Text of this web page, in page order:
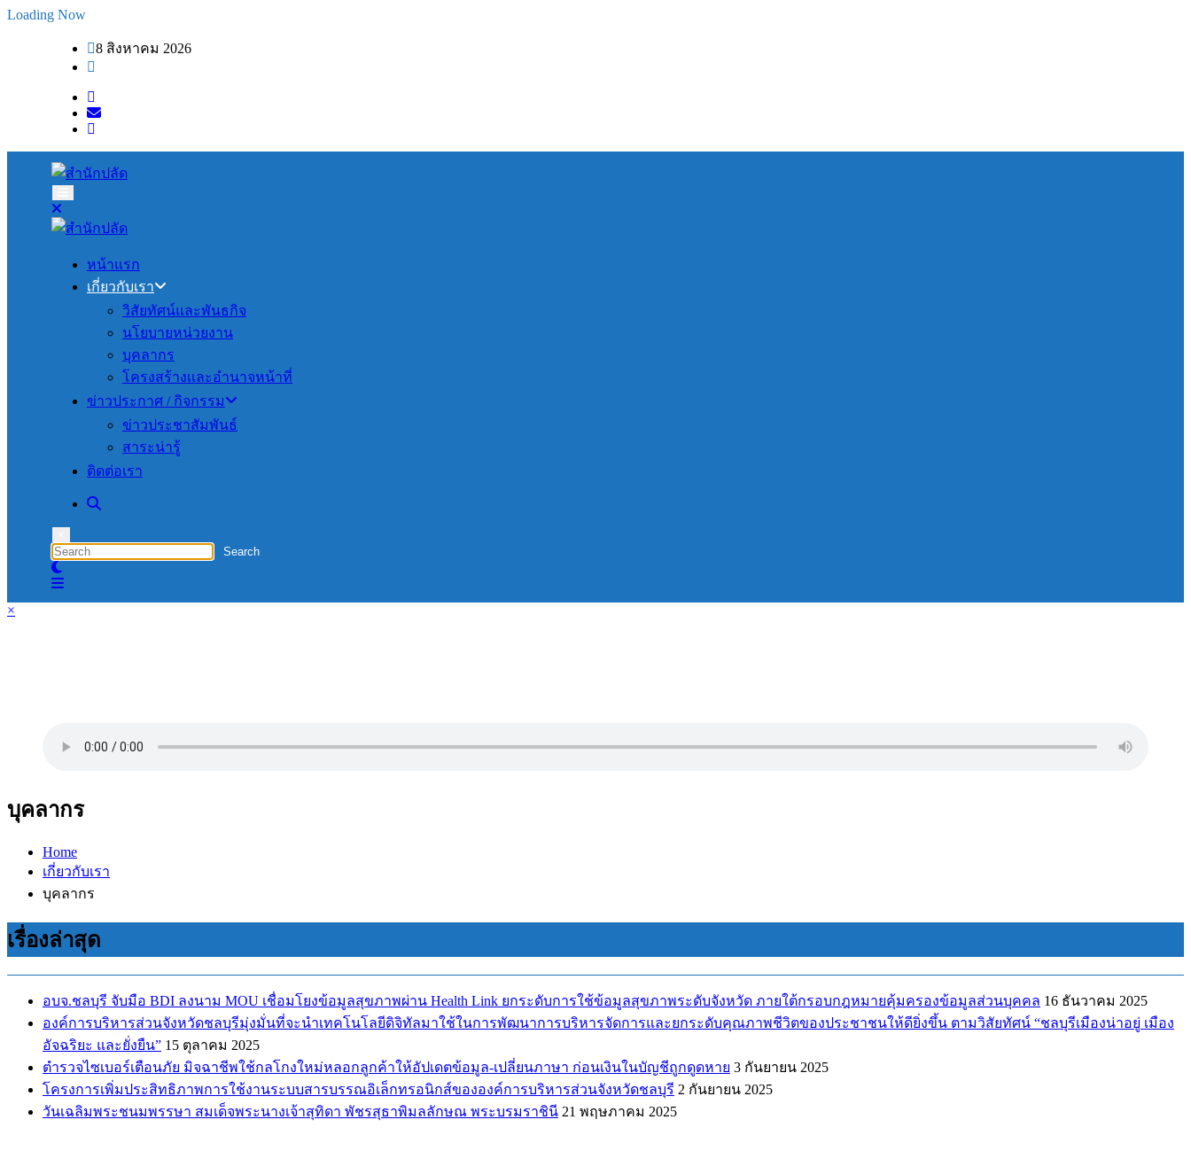
Skip
Loading Now
8 สิงหาคม 2026
หน้าแรก
เกี่ยวกับเรา
วิสัยทัศน์และพันธกิจ
นโยบายหน่วยงาน
บุคลากร
โครงสร้างเเละอำนาจหน้าที่
ข่าวประกาศ / กิจกรรม
ข่าวประชาสัมพันธ์
สาระน่ารู้
ติดต่อเรา
×
บุคลากร
Home
เกี่ยวกับเรา
บุคลากร
เรื่องล่าสุด
อบจ.ชลบุรี จับมือ BDI ลงนาม MOU เชื่อมโยงข้อมูลสุขภาพผ่าน Health Link ยกระดับการใช้ข้อมูลสุขภาพระดับจังหวัด ภายใต้กรอบกฎหมายคุ้มครองข้อมูลส่วนบุคคล 16 ธันวาคม 2025
องค์การบริหารส่วนจังหวัดชลบุรีมุ่งมั่นที่จะนำเทคโนโลยีดิจิทัลมาใช้ในการพัฒนาการบริหารจัดการและยกระดับคุณภาพชีวิตของประชาชนให้ดียิ่งขึ้น ตามวิสัยทัศน์ “ชลบุรีเมืองน่าอยู่ เมือง
อัจฉริยะ และยั่งยืน” 15 ตุลาคม 2025
ตำรวจไซเบอร์เตือนภัย มิจฉาชีพใช้กลโกงใหม่หลอกลูกค้าให้อัปเดตข้อมูล-เปลี่ยนภาษา ก่อนเงินในบัญชีถูกดูดหาย 3 กันยายน 2025
โครงการเพิ่มประสิทธิภาพการใช้งานระบบสารบรรณอิเล็กทรอนิกส์ขององค์การบริหารส่วนจังหวัดชลบุรี 2 กันยายน 2025
วันเฉลิมพระชนมพรรษา สมเด็จพระนางเจ้าสุทิดา พัชรสุธาพิมลลักษณ พระบรมราชินี 21 พฤษภาคม 2025